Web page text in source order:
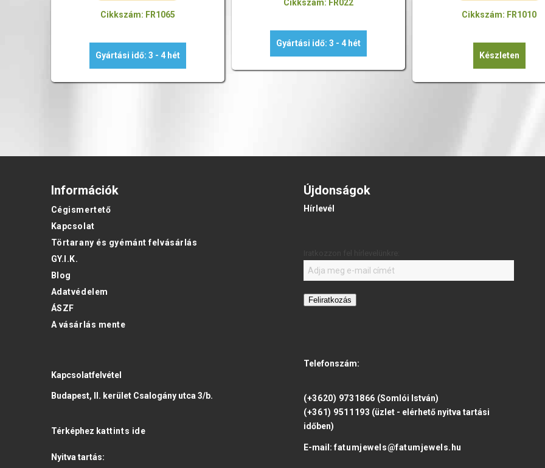
Cikkszám: FR1065
Gyártási idő: 3 - 4 hét
Cikkszám: FR022
Gyártási idő: 3 - 4 hét
Cikkszám: FR1010
Készleten
Információk
Cégismertető
Kapcsolat
Törtarany és gyémánt felvásárlás
GY.I.K.
Blog
Adatvédelem
ÁSZF
A vásárlás mente
Kapcsolatfelvétel
Budapest, II. kerület Csalogány utca 3/b.
Térképhez kattints ide
Nyitva tartás:
Újdonságok
Hírlevél
Feliratkozás
Telefonszám:
(+3620) 9731866 (Somlói István)
(+361) 9511193 (üzlet - elérhető nyitva tartási
időben)
E-mail:fatumjewels@fatumjewels.hu